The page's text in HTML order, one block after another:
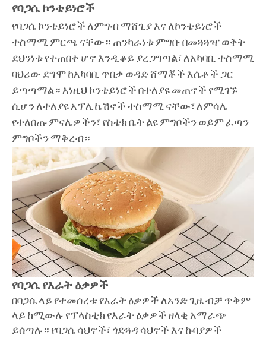
የባጋሴ ኮንቴይነሮች
የባጋሴ ኮንቴይነሮች ለምግብ ማሸጊያ እና ለኮንቴይነሮች
ተስማሚ ምርጫ ናቸው። ጠንካራነቱ ምግቡ በመጓጓዣ ወቅት
ደህንነቱ የተጠበቀ ሆኖ እንዲቆይ ያረጋግጣል፣ ለአካባቢ ተስማሚ
ባህሪው ደግሞ ከአካባቢ ጥበቃ ወዳድ ሸማቾች እሴቶች ጋር
ይጣጣማል። እነዚህ ኮንቴይነሮች በተለያዩ መጠኖች የሚገኙ
ሲሆን ለተለያዩ አፕሊኬሽኖች ተስማሚ ናቸው፣ ለምሳሌ
የተለበጡ ምናሌዎችን፣ የስቴክ ቤት ልዩ ምግቦችን ወይም ፈጣን
ምግቦችን ማቅረብ።
የባጋሴ የእራት ዕቃዎች
በባጋሴ ላይ የተመሰረቱ የእራት ዕቃዎች ለአንድ ጊዜ ብቻ ጥቅም
ላይ ከሚውሉ የፕላስቲክ የእራት ዕቃዎች ዘላቂ አማራጭ
ይሰጣሉ። የባጋሴ ሳህኖች፣ ጎድጓዳ ሳህኖች እና ኩባያዎች